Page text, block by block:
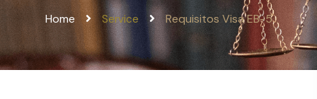
Home Service Requisitos Visa EB-5